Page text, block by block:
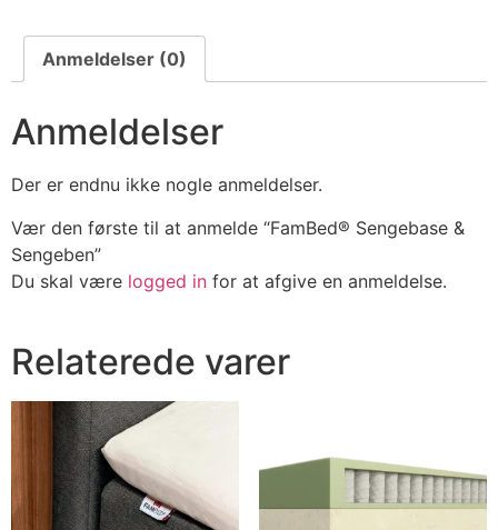
Anmeldelser (0)
Anmeldelser
Der er endnu ikke nogle anmeldelser.
Vær den første til at anmelde “FamBed® Sengebase &
Sengeben”
Du skal være logged in for at afgive en anmeldelse.
Relaterede varer